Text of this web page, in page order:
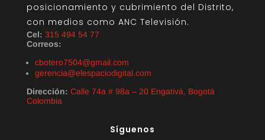
posicionamiento y cubrimiento del Distrito,
con medios como ANC Televisión.
Cel: 315 494 54 77
Correos:
cbotero7504@gmail.com
gerencia@elespaciodigital.com
Dirección: Calle 74a # 98a – 20 Engativá, Bogotá
Colombia
Síguenos